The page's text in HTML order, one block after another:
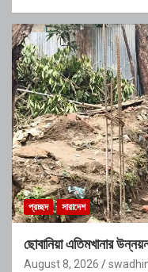
প্রচ্ছদ সারাদেশ
ছোবানিয়া এতিমখানার
August 8, 2026